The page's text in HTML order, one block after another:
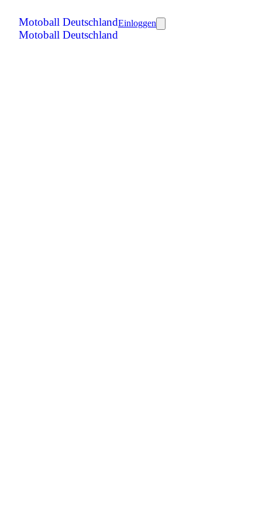
Motoball Deutschland
Motoball Deutschland
Einloggen